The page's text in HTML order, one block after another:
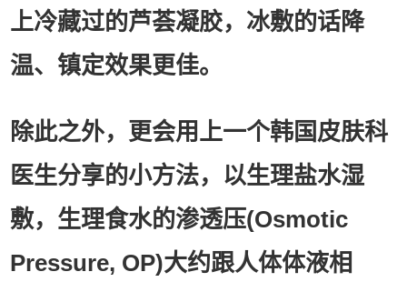
上冷藏过的芦荟凝胶，冰敷的话降
温、镇定效果更佳。
除此之外，更会用上一个韩国皮肤科
医生分享的小方法，以生理盐水湿
敷，生理食水的渗透压(Osmotic
Pressure, OP)大约跟人体体液相